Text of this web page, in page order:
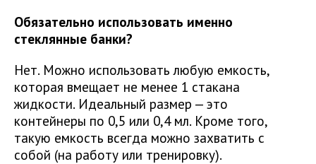
Обязательно использовать именно
стеклянные банки?
Нет. Можно использовать любую емкость,
которая вмещает не менее 1 стакана
жидкости. Идеальный размер — это
контейнеры по 0,5 или 0,4 мл. Кроме того,
такую емкость всегда можно захватить с
собой (на работу или тренировку).